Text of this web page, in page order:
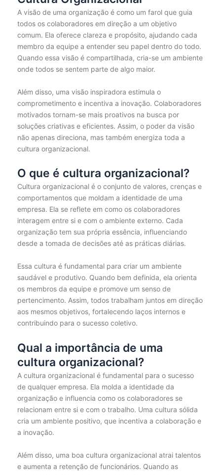
A visão de uma organização é como um farol que guia
todos os colaboradores em direção a um objetivo
comum. Ela oferece clareza e propósito, ajudando cada
membro da equipe a entender seu papel dentro do todo.
Quando essa visão é compartilhada, cria-se um ambiente
onde todos se sentem parte de algo maior.
Além disso, uma visão inspiradora estimula o
comprometimento e incentiva a inovação. Colaboradores
motivados tornam-se mais proativos na busca por
soluções criativas e eficientes. Assim, o poder da visão
não apenas direciona, mas também energiza toda a
cultura organizacional.
O que é cultura organizacional?
Cultura organizacional é o conjunto de valores, crenças e
comportamentos que moldam a identidade de uma
empresa. Ela se reflete em como os colaboradores
interagem entre si e com o ambiente externo. Cada
organização tem sua própria essência, influenciando
desde a tomada de decisões até as práticas diárias.
Essa cultura é fundamental para criar um ambiente
saudável e produtivo. Quando bem definida, ela orienta
os membros da equipe e promove um senso de
pertencimento. Assim, todos trabalham juntos em direção
aos mesmos objetivos, fortalecendo laços internos e
contribuindo para o sucesso coletivo.
Qual a importância de uma
cultura organizacional?
A cultura organizacional é fundamental para o sucesso
de qualquer empresa. Ela molda a identidade da
organização e influencia como os colaboradores se
relacionam entre si e com o trabalho. Uma cultura sólida
cria um ambiente positivo, que incentiva a colaboração e
a inovação.
Além disso, uma boa cultura organizacional atrai talentos
e aumenta a retenção de funcionários. Quando as